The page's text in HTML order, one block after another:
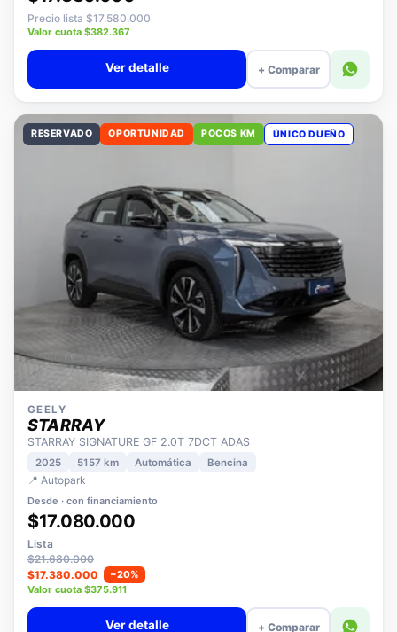
$17.380.000
Precio lista $17.580.000
Valor cuota $382.367
+ Comparar
RESERVADO OPORTUNIDAD POCOS KM
GEELY
STARRAY
STARRAY SIGNATURE GF 2.0T 7DCT ADAS
2025 5157 km
📍 Autopark
Desde · con financiamiento
$17.080.000
Lista
$21.680.000
$17.380.000
−20%
Valor cuota $375.911